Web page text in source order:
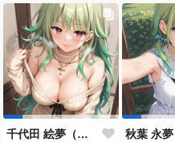
千代田 絵夢（ちよだ えむ） #2